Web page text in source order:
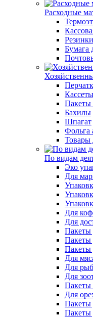
Расходные
Бумага
Пакеты
Бахилы
Шпагат
Фольга
Товары
По видам
Эко
Для
Для
Для
Пакеты
Пакеты
Пакеты
Для
Для
Для
Пакеты
Для
Пакеты
Пакеты